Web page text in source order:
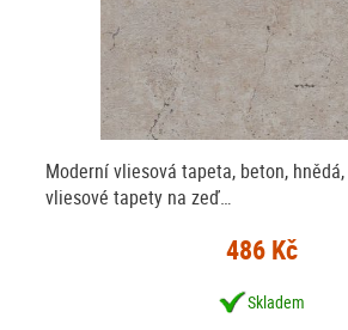
Moderní vliesová tapeta, beton,
vliesové tapety na zeď…
486 Kč
Skladem